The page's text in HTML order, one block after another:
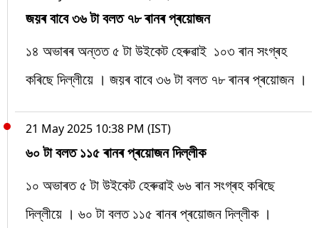
জয়ৰ বাবে ৩৬ টা বলত ৭৮ ৰানৰ প্ৰয়োজন
১৪ অভাৰৰ অন্তত ৫ টা উইকেট হেৰুৱাই ১০৩ ৰান সংগ্ৰহ
কৰিছে দিল্লীয়ে । জয়ৰ বাবে ৩৬ টা বলত ৭৮ ৰানৰ প্ৰয়োজন ।
21 May 2025 10:38 PM (IST)
৬০ টা বলত ১১৫ ৰানৰ প্ৰয়োজন দিল্লীক
১০ অভাৰত ৫ টা উইকেট হেৰুৱাই ৬৬ ৰান সংগ্ৰহ কৰিছে
দিল্লীয়ে । ৬০ টা বলত ১১৫ ৰানৰ প্ৰয়োজন দিল্লীক ।